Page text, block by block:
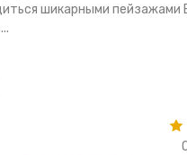
шикарными пейзажами